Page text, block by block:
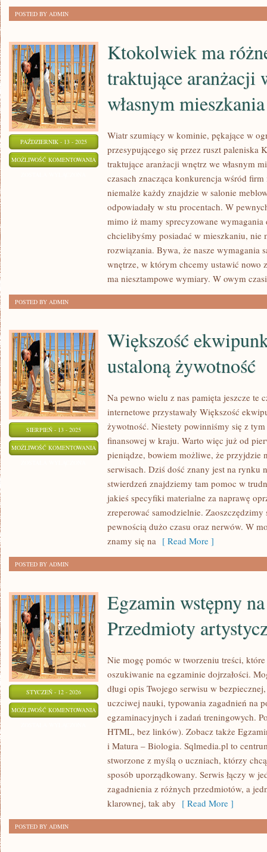
POSTED BY ADMIN
PAŹDZIERNIK - 13 - 2025
MOŻLIWOŚĆ KOMENTOWANIA
RÓŻNE
WYOBRAŻENIE
TRAKTUJĄCE
ARANŻACJI
WNĘTRZ
WŁASNYM
MIESZKANIA
Ktokolwiek ma
traktujące aranżacji
własnym mieszkania
Wiatr szumiący w kominie, pękające w
przesypującego się przez ruszt paleniska
traktujące aranżacji wnętrz we własnym
czasach znacząca konkurencja wśród
niemalże każdy znajdzie w salonie
odpowiadały w stu procentach. W
mimo iż mamy sprecyzowane
chcielibyśmy posiadać w mieszkaniu, nie
rozwiązania. Bywa, że nasze wymagania
wnętrze, w którym chcemy ustawić nowo
ma niesztampowe wymiary. W owym
POSTED BY ADMIN
SIERPIEŃ - 13 - 2025
MOŻLIWOŚĆ KOMENTOWANIA
EKWIPUNKÓW
Większość
ustaloną żywotność
Na pewno wielu z nas pamięta jeszcze te
internetowe przystawały Większość
żywotność. Niestety powinniśmy się z
finansowej w kraju. Warto więc już od
pieniądze, bowiem możliwe, że przyjdzie
serwisach. Dziś dość znany jest na rynku
stwierdzeń znajdziemy tam pomoc w
jakieś specyfiki materialne za naprawę
zreperować samodzielnie. Zaoszczędzimy
pewnością dużo czasu oraz nerwów. W
znamy się na [ Read More ]
POSTED BY ADMIN
STYCZEŃ - 12 - 2026
MOŻLIWOŚĆ KOMENTOWANIA
WSTĘPNY
ARTYSTYCZNE
Egzamin wstępny
Przedmioty
Nie mogę pomóc w tworzeniu treści,
oszukiwanie na egzaminie dojrzałości.
długi opis Twojego serwisu w
uczciwej nauki, typowania zagadnień na
egzaminacyjnych i zadań treningowych.
HTML, bez linków). Zobacz także
i Matura – Biologia. Sqlmedia.pl to
stworzone z myślą o uczniach, którzy
sposób uporządkowany. Serwis łączy w
zagadnienia z różnych przedmiotów, a
klarownej, tak aby [ Read More ]
POSTED BY ADMIN